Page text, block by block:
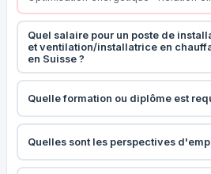
Quel salaire pour un poste de
et ventilation/installatrice en
en Suisse ?
Quelle formation ou diplôme est
Quelles sont les perspectives